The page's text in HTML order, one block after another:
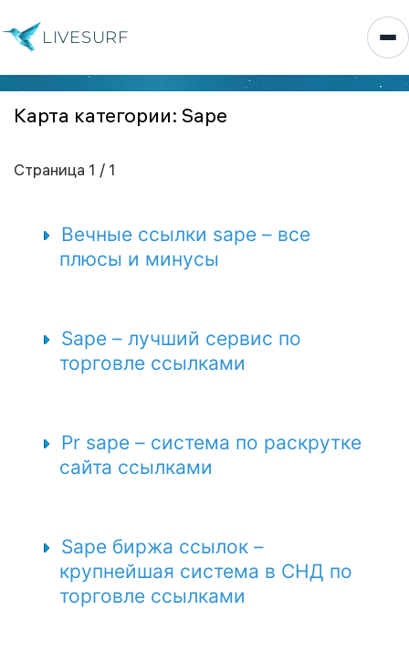
LIVESURF
Карта категории: Sape
Страница 1 / 1
Вечные ссылки sape – все
плюсы и минусы
Sape – лучший сервис по
торговле ссылками
Pr sape – система по раскрутке
сайта ссылками
Sape биржа ссылок –
крупнейшая система в СНД по
торговле ссылками